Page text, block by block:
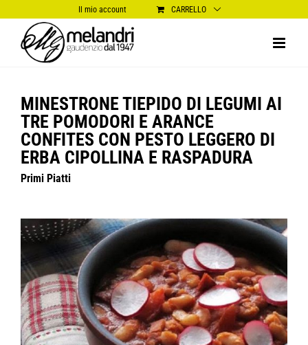
al
contenuto
Il mio account CARRELLO
MINESTRONE TIEPIDO DI LEGUMI AI
TRE POMODORI E ARANCE
CONFITES CON PESTO LEGGERO DI
ERBA CIPOLLINA E RASPADURA
Primi Piatti